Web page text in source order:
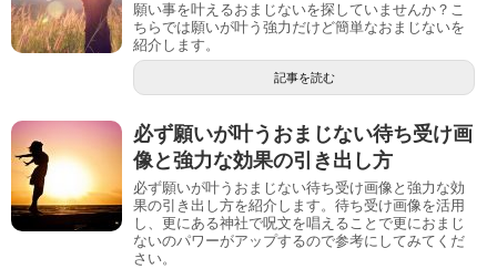
願い事を叶えるおまじないを探していませんか？こ
ちらでは願いが叶う強力だけど簡単なおまじないを
紹介します。
記事を読む
必ず願いが叶うおまじない待ち受け画
像と強力な効果の引き出し方
必ず願いが叶うおまじない待ち受け画像と強力な効
果の引き出し方を紹介します。待ち受け画像を活用
し、更にある神社で呪文を唱えることで更におまじ
ないのパワーがアップするので参考にしてみてくだ
さい。